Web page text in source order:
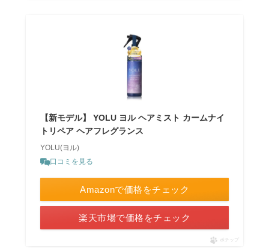
【新モデル】 YOLU ヨル ヘアミスト カームナイ
トリペア ヘアフレグランス
YOLU(ヨル)
口コミを見る
Amazonで価格をチェック
楽天市場で価格をチェック
ポチップ